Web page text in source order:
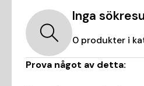
Inga
0 produkter i
Prova något av detta: